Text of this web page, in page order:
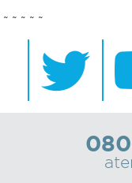
Recorrido
colectivos
Recarga
~ ~ ~ ~ ~